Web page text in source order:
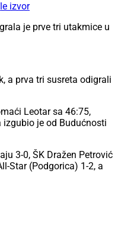
izvor
je prve tri utakmice u
a prva tri susreta odigrali
Leotar sa 46:75,
izgubio je od Budućnosti
3-0, ŠK Dražen Petrović
Star (Podgorica) 1-2, a